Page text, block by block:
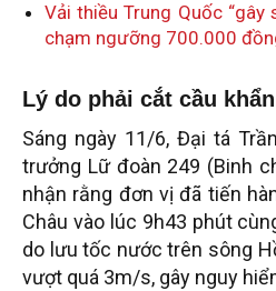
Vải thiều Trung Quốc
chạm ngưỡng 700.000
Lý do phải cắt cầu
Sáng ngày 11/6, Đại tá
trưởng Lữ đoàn 249 (Binh
nhận rằng đơn vị đã tiến
Châu vào lúc 9h43 phút
do lưu tốc nước trên sông
vượt quá 3m/s, gây nguy